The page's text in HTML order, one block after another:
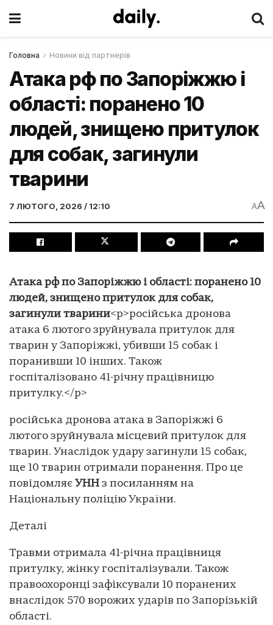
Головна Новини від партнерів
Атака рф по Запоріжжю і
області: поранено 10
людей, знищено притулок
для собак, загинули
тварини
7 ЛЮТОГО, 2026 / 12:10 AA
Атака рф по Запоріжжю і області: поранено 10
людей, знищено притулок для собак,
загинули тварини<p>російська дронова
атака 6 лютого зруйнувала притулок для
тварин у Запоріжжі, убивши 15 собак і
поранивши 10 інших. Також
госпіталізовано 41-річну працівницю
притулку.</p>
російська дронова атака в Запоріжжі 6
лютого зруйнувала місцевий притулок для
тварин. Унаслідок удару загинули 15 собак,
ще 10 тварин отримали поранення. Про це
повідомляє УНН з посиланням на
Національну поліцію України.
Деталі
Травми отримала 41-річна працівниця
притулку, жінку госпіталізували. Також
правоохоронці зафіксували 10 поранених
внаслідок 570 ворожих ударів по Запорізькій
області.